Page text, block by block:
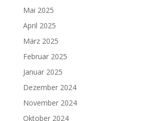
Mai 2025
April 2025
März 2025
Februar 2025
Januar 2025
Dezember 2024
November 2024
Oktober 2024